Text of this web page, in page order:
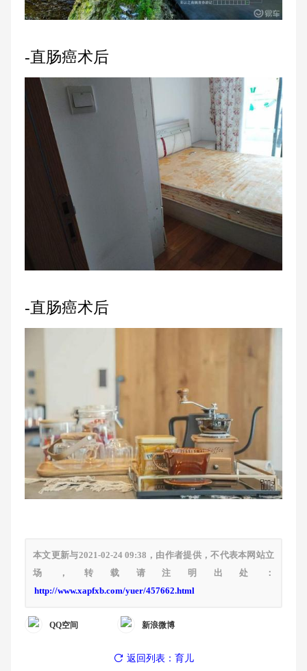
-直肠癌术后
-直肠癌术后
本文更新与2021-02-24 09:38，由作者提供，不代表本网站立
场，转载请注明出处：
http://www.xapfxb.com/yuer/457662.html
QQ空间 新浪微博
返回列表：育儿